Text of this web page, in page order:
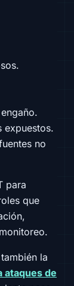
expuestos.
no
para
que
la
ataques de